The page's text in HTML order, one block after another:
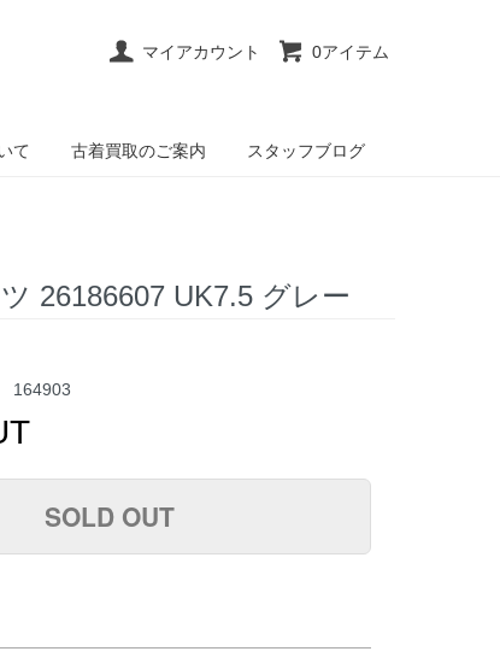
マイアカウント 0アイテム
て 古着買取のご案内 スタッフブログ
26186607 UK7.5 グレー
164903
SOLD OUT